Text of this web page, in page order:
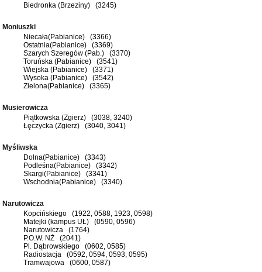
Biedronka (Brzeziny) (3245)
Moniuszki
Niecała(Pabianice) (3366)
Ostatnia(Pabianice) (3369)
Szarych Szeregów (Pab.) (3370)
Toruńska (Pabianice) (3541)
Wiejska (Pabianice) (3371)
Wysoka (Pabianice) (3542)
Zielona(Pabianice) (3365)
Musierowicza
Piątkowska (Zgierz) (3038, 3240)
Łęczycka (Zgierz) (3040, 3041)
Myśliwska
Dolna(Pabianice) (3343)
Podleśna(Pabianice) (3342)
Skargi(Pabianice) (3341)
Wschodnia(Pabianice) (3340)
Narutowicza
Kopcińskiego (1922, 0588, 1923, 0598)
Matejki (kampus UŁ) (0590, 0596)
Narutowicza (1764)
P.O.W. NŻ (2041)
Pl. Dąbrowskiego (0602, 0585)
Radiostacja (0592, 0594, 0593, 0595)
Tramwajowa (0600, 0587)